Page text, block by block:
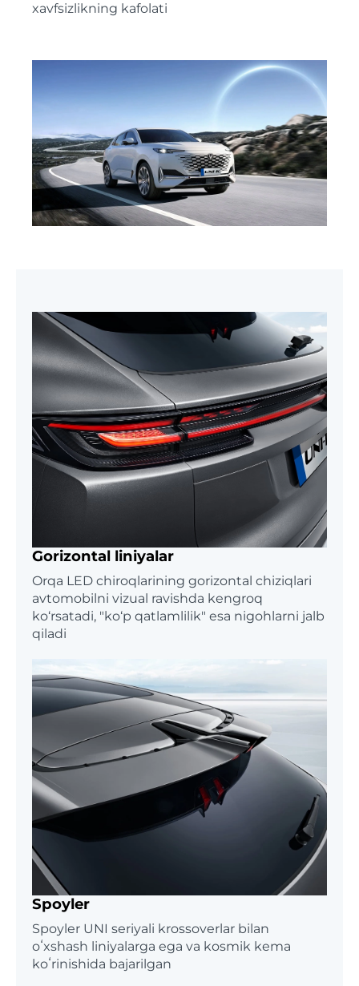
xavfsizlikning kafolati
Gorizontal liniyalar
Orqa LED chiroqlarining gorizontal chiziqlari
avtomobilni vizual ravishda kengroq
ko‘rsatadi, "ko‘p qatlamlilik" esa nigohlarni jalb
qiladi
Spoyler
Spoyler UNI seriyali krossoverlar bilan
oʻxshash liniyalarga ega va kosmik kema
koʻrinishida bajarilgan